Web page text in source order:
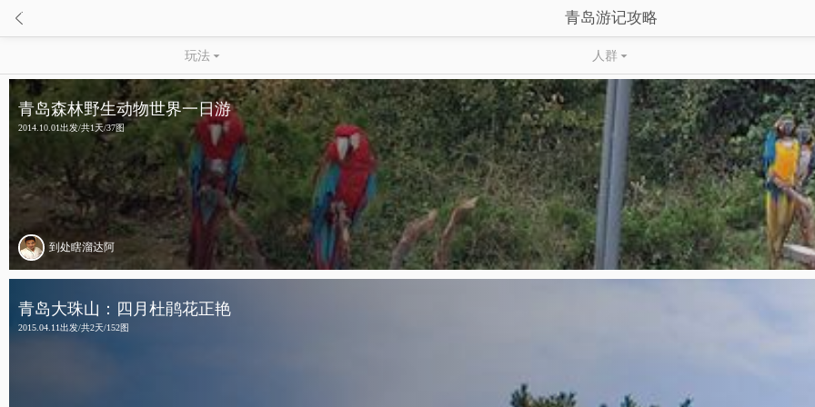
 青岛游记攻略
玩法  人群 
青岛森林野生动物世界一日游
2014.10.01出发/共1天/37图
到处瞎溜达阿
青岛大珠山：四月杜鹃花正艳
2015.04.11出发/共2天/152图